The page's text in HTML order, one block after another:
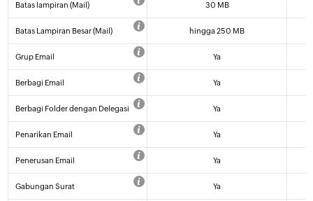
Batas lampiran (Mail) 30 MB
Batas Lampiran Besar (Mail) hingga 250 MB
Grup Email Ya
Berbagi Email Ya
Berbagi Folder dengan Delegasi Ya
Penarikan Email Ya
Penerusan Email Ya
Gabungan Surat Ya